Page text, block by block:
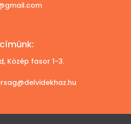
Közép fasor 1-3.